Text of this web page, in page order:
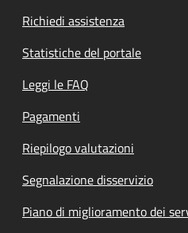
Richiedi assistenza
Statistiche del portale
Leggi le FAQ
Pagamenti
Riepilogo valutazioni
Segnalazione disservizio
Piano di miglioramento dei